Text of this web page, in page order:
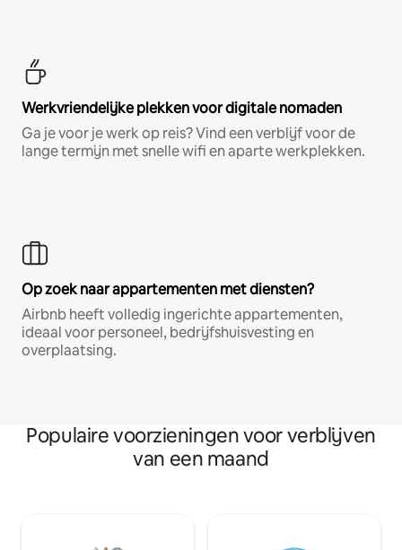
Werkvriendelijke plekken voor digitale nomaden
Ga je voor je werk op reis? Vind een verblijf voor de
lange termijn met snelle wifi en aparte werkplekken.
Op zoek naar appartementen met diensten?
Airbnb heeft volledig ingerichte appartementen,
ideaal voor personeel, bedrijfshuisvesting en
overplaatsing.
Populaire voorzieningen voor verblijven
van een maand